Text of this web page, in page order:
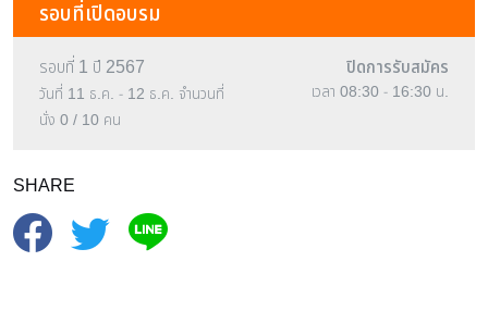
รอบที่เปิดอบรม
รอบที่ 1 ปี 2567
วันที่ 11 ธ.ค. - 12 ธ.ค. จำนวนที่
นั่ง 0 / 10 คน
ปิดการรับสมัคร
เวลา 08:30 - 16:30 น.
SHARE